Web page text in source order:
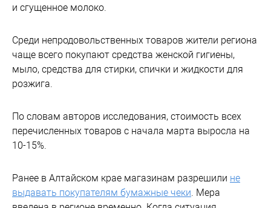
и сгущенное молоко.
Среди непродовольственных товаров жители региона
чаще всего покупают средства женской гигиены,
мыло, средства для стирки, спички и жидкости для
розжига.
По словам авторов исследования, стоимость всех
перечисленных товаров с начала марта выросла на
10-15%.
Ранее в Алтайском крае магазинам разрешили не
выдавать покупателям бумажные чеки. Мера